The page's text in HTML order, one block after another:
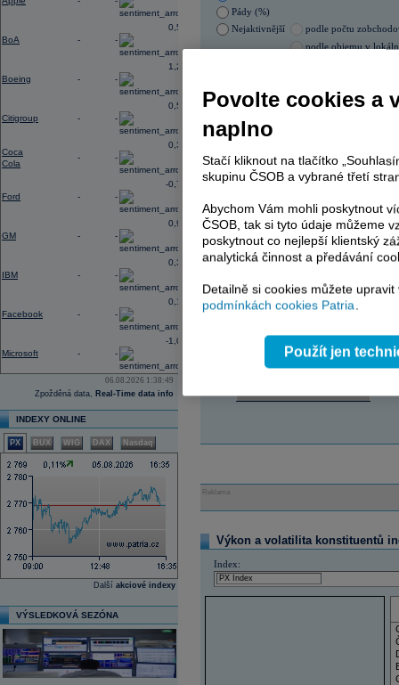
BoA - -
0,56
Boeing - -
1,28
Citigroup - -
0,56
Coca
Cola
- -
0,31
Ford - -
-0,77
GM - -
0,96
IBM - -
0,33
Facebook - -
0,14
Microsoft - -
-1,09
06.08.2026 1:38:49
Zpožděná data, Real-Time data info
INDEXY ONLINE
PX BUX WIG DAX Nasdaq
Další akciové indexy
VÝSLEDKOVÁ SEZÓNA
Pády (%)
Nejaktivnější
podle počtu
podle objemu v
ERSTE BANK
PHILIP MORRIS ČR
TOMA
ENERGOAQUA
AD index - vývoj
Region Odeslat
Reklama
Výkon a volatilita konstituentů
Index:
Povolte cookies a
naplno
Stačí kliknout na tlačítko
skupinu ČSOB a vybrané třetí
Abychom Vám mohli poskytnout
ČSOB, tak si tyto údaje můžeme
poskytnout co nejlepší klientský
analytická činnost a předávání
Detailně si cookies můžete
podmínkách cookies Patria.
Použít jen